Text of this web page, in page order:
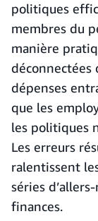
politiques
membres du
manière
déconnectées
dépenses
que les
les politiques
Les erreurs
ralentissent
séries
finances.